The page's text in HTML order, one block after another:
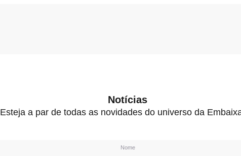
Notícias
Esteja a par de todas as novidades do universo da
Nome